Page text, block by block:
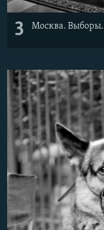
3 Москва. Выборы.